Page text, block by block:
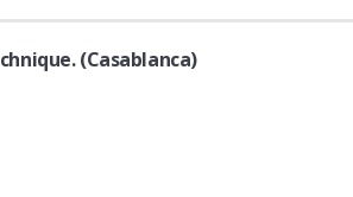
(Casablanca)